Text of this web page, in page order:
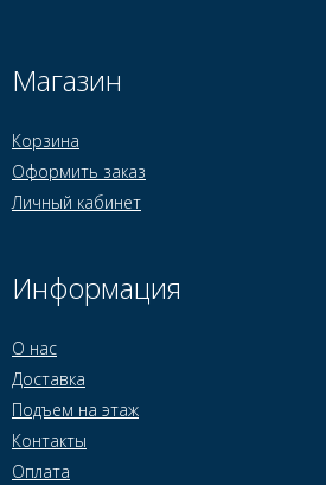
Магазин
Корзина
Оформить заказ
Личный кабинет
Информация
О нас
Доставка
Подъем на этаж
Контакты
Оплата